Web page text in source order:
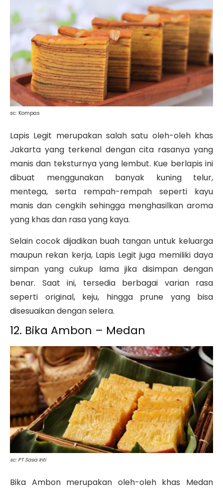
sc: Kompas
Lapis Legit merupakan salah satu oleh-oleh khas
Jakarta yang terkenal dengan cita rasanya yang
manis dan teksturnya yang lembut. Kue berlapis ini
dibuat menggunakan banyak kuning telur,
mentega, serta rempah-rempah seperti kayu
manis dan cengkih sehingga menghasilkan aroma
yang khas dan rasa yang kaya.
Selain cocok dijadikan buah tangan untuk keluarga
maupun rekan kerja, Lapis Legit juga memiliki daya
simpan yang cukup lama jika disimpan dengan
benar. Saat ini, tersedia berbagai varian rasa
seperti original, keju, hingga prune yang bisa
disesuaikan dengan selera.
12. Bika Ambon – Medan
sc: PT Sasa Inti
Bika Ambon merupakan oleh-oleh khas Medan